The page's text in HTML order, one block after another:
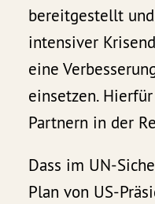
bereitgestellt
intensiver
eine
einsetzen.
Partnern in der
Dass im UN-
Plan von US-